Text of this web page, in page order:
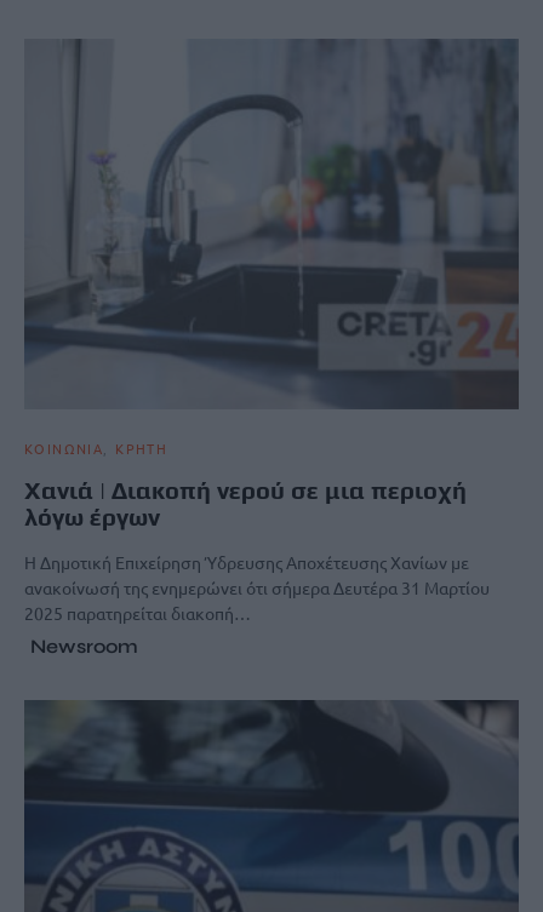
ΚΟΙΝΩΝΙΑ ΚΡΗΤΗ
Xανιά | Διακοπή νερού σε μια περιοχή
λόγω έργων
Η Δημοτική Επιχείρηση Ύδρευσης Αποχέτευσης Χανίων με
ανακοίνωσή της ενημερώνει ότι σήμερα Δευτέρα 31 Μαρτίου
2025 παρατηρείται διακοπή…
Newsroom